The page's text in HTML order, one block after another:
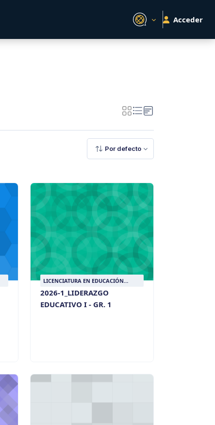
Acceder
Por defecto
LICENCIATURA EN EDUCACIÓN
2026-1_LIDERAZGO
EDUCATIVO I - GR. 1